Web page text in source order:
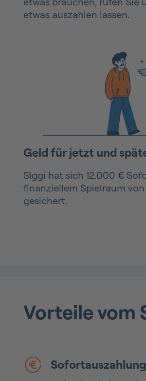
etwas auszahlen lassen.
Geld für jetzt und
Siggi hat sich 12.000 €
finanziellem Spielraum
gesichert.
Vorteile vom
Sofortauszahlung